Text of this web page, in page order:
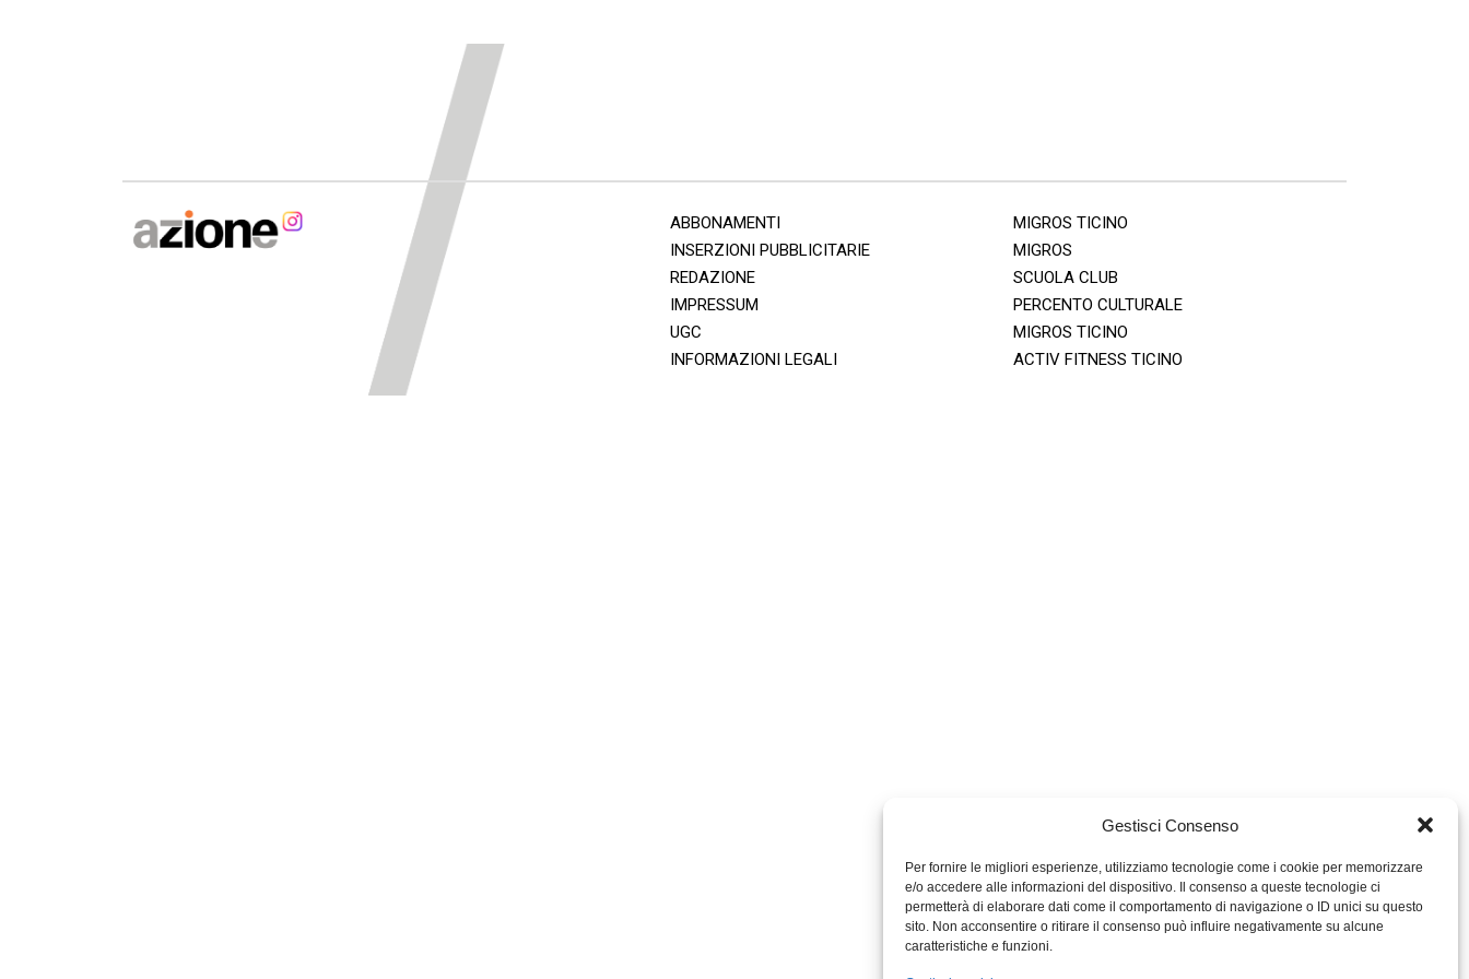
Gestisci Consenso
Per fornire le migliori esperienze, utilizziamo tecnologie come i cookie per memorizzare
e/o accedere alle informazioni del dispositivo. Il consenso a queste tecnologie ci
permetterà di elaborare dati come il comportamento di navigazione o ID unici su questo
sito. Non acconsentire o ritirare il consenso può influire negativamente su alcune
caratteristiche e funzioni.
ABBONAMENTI
INSERZIONI PUBBLICITARIE
REDAZIONE
IMPRESSUM
UGC
INFORMAZIONI LEGALI
MIGROS TICINO
MIGROS
SCUOLA CLUB
PERCENTO CULTURALE
MIGROS TICINO
ACTIV FITNESS TICINO